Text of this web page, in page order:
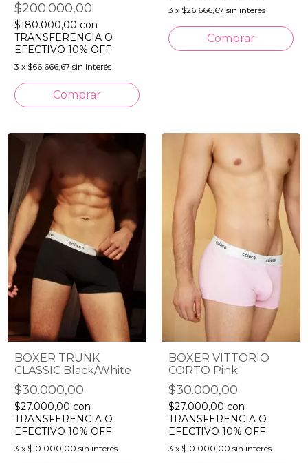
$200.000,00
$180.000,00 con
TRANSFERENCIA O
EFECTIVO 10% OFF
3 x $66.666,67 sin interés
3 x $26.666,67 sin interés
Comprar
BOXER TRUNK
CLASSIC Black/White
$30.000,00
$27.000,00 con
TRANSFERENCIA O
EFECTIVO 10% OFF
3 x $10.000,00 sin interés
BOXER VITTORIO
CORTO Pink
$30.000,00
$27.000,00 con
TRANSFERENCIA O
EFECTIVO 10% OFF
3 x $10.000,00 sin interés